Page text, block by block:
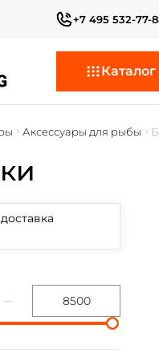
+7 495 532-77-
Каталог
Аксессуары для рыбы